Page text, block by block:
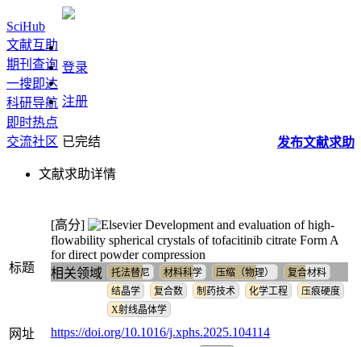
SciHub
文献互助
期刊查询
一搜即达
科研导航
即时热点
交流社区
登录
注册
发布文献求助
已完结
文献求助详情
标题
[高分]
Development and evaluation of high-
flowability spherical crystals of tofacitinib citrate Form A
for direct powder compression
相关领域
托法替尼 材料科学 压缩（物理）
复合材料
结晶学
复合数 制药技术 化学工程
压痕硬度
X射线晶体学
网址
https://doi.org/10.1016/j.xphs.2025.104114